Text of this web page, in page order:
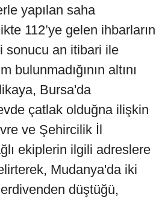
yapılan saha
112’ye gelen ihbarların
sonucu an itibari ile
bulunmadığının altını
Bursa'da
çatlak olduğna ilişkin
ve Şehircilik İl
ekiplerin ilgili adreslere
Mudanya'da iki
düştüğü,